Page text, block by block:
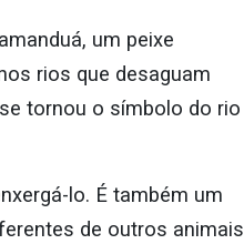
um peixe
rios que desaguam
tornou o símbolo do rio
lo. É também um
de outros animais